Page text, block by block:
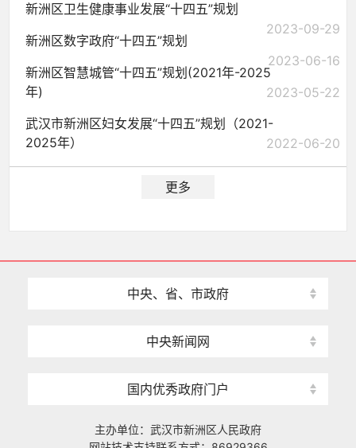
新洲区卫生健康事业发展“十四五”规划
2023-09-29
新洲区数字政府“十四五”规划
2023-06-16
新洲区智慧城管“十四五”规划(2021年-2025
年)
2023-05-22
武汉市新洲区妇女发展“十四五”规划（2021-
2025年）
2022-06-20
更多
中央、省、市政府
中央新闻网
国内优秀政府门户
主办单位：武汉市新洲区人民政府